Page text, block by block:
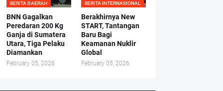
BERITA DAERAH
BNN Gagalkan
Peredaran 200 Kg
Ganja di Sumatera
Utara, Tiga Pelaku
Diamankan
February 05, 2026
BERITA INTERNASIONAL
Berakhirnya New
START, Tantangan
Baru Bagi
Keamanan Nuklir
Global
February 05, 2026